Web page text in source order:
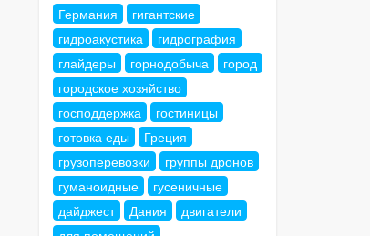
Германия
гигантские
гидроакустика
гидрография
глайдеры
горнодобыча
город
городское хозяйство
господдержка
гостиницы
готовка еды
Греция
грузоперевозки
группы дронов
гуманоидные
гусеничные
дайджест
Дания
двигатели